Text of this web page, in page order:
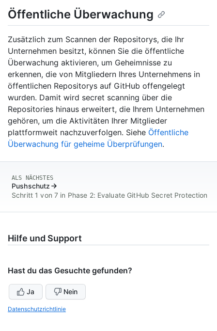
Öffentliche Überwachung
Zusätzlich zum Scannen der Repositorys, die Ihr
Unternehmen besitzt, können Sie die öffentliche
Überwachung aktivieren, um Geheimnisse zu
erkennen, die von Mitgliedern Ihres Unternehmens in
öffentlichen Repositorys auf GitHub offengelegt
wurden. Damit wird secret scanning über die
Repositories hinaus erweitert, die Ihrem Unternehmen
gehören, um die Aktivitäten Ihrer Mitglieder
plattformweit nachzuverfolgen. Siehe Öffentliche
Überwachung für geheime Überprüfungen.
ALS NÄCHSTES
Pushschutz
Schritt 1 von 7 in Phase 2: Evaluate GitHub Secret Protection
Hilfe und Support
Hast du das Gesuchte gefunden?
Ja Nein
Datenschutzrichtlinie